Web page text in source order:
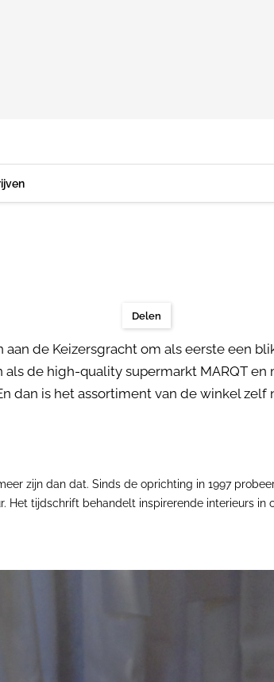
Delen
de Keizersgracht om als eerste een
de high-quality supermarkt MARQT
dan is het assortiment van de winkel
zijn dan dat. Sinds de oprichting in 1997
Het tijdschrift behandelt inspirerende interieurs